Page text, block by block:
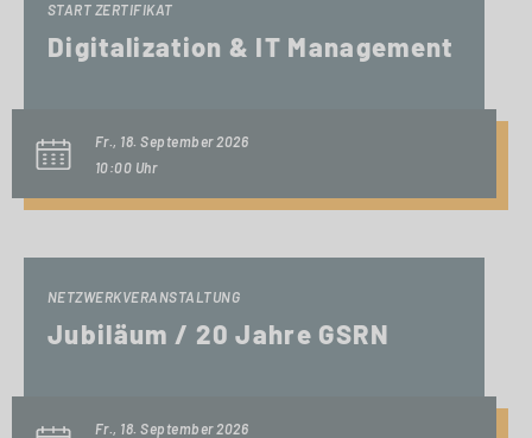
START ZERTIFIKAT
Digitalization & IT Management
Fr., 18. September 2026
10:00 Uhr
NETZWERKVERANSTALTUNG
Jubiläum / 20 Jahre GSRN
Fr., 18. September 2026